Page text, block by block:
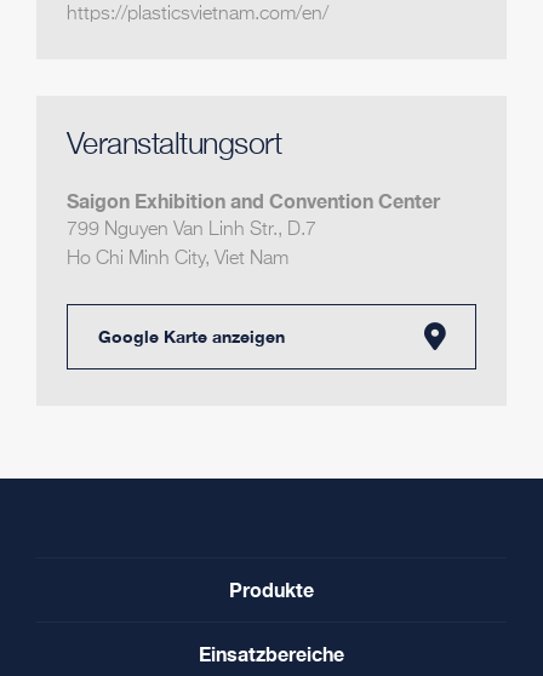
https://plasticsvietnam.com/en/
Veranstaltungsort
Saigon Exhibition and Convention Center
799 Nguyen Van Linh Str., D.7
Ho Chi Minh City, Viet Nam
Google Karte anzeigen
Produkte
Einsatzbereiche